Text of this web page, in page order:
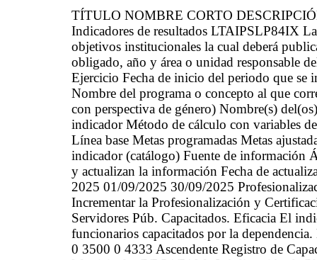
TÍTULO NOMBRE CORTO
Indicadores de resultados LTAIPSLP84IX
objetivos institucionales la cual deberá
obligado, año y área o unidad responsable
Ejercicio Fecha de inicio del periodo que se
Nombre del programa o concepto al que
con perspectiva de género) Nombre(s)
indicador Método de cálculo con variables
Línea base Metas programadas Metas
indicador (catálogo) Fuente de información
y actualizan la información Fecha de
2025 01/09/2025 30/09/2025
Incrementar la Profesionalización y
Servidores Púb. Capacitados. Eficacia El
funcionarios capacitados por la
0 3500 0 4333 Ascendente Registro de